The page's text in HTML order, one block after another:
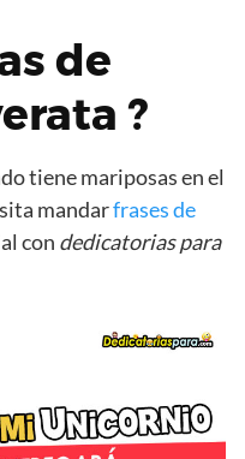
de
?
tiene mariposas en el
mandarfrases de
con dedicatorias para